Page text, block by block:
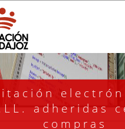
adheridas
compras